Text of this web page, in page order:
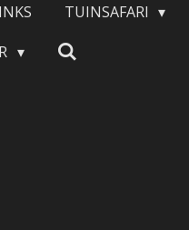
TUINSAFARI